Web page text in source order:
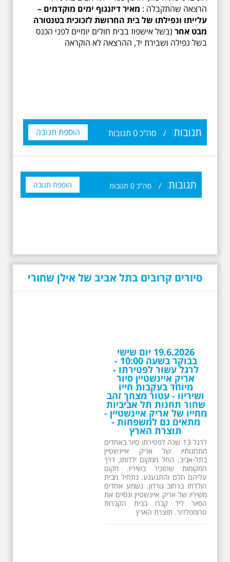
הרצאה שהתקבלה : מאיר דיזנגוף ימים מוקדמים –
עלייתו ונפילתו של בית החרושת לזכוכית בטנטורה
מבט אחר (בשל אישפוז בבית חולים יומיים לפני הכנס
בשל נפילה ושבירת יד, ההרצאה לא הוקראה
תגובות / סה"כ0 תגובות הוספת תגובה
תגובות / סה"כ 0 תגובות הוספת תגובה
סיורים קרובים בתל אביב של אילן שחורי
26.6.2026 - שישי בבוקר
ב 10:00 אריק איינשטיין
סיור מיוחד בעקבות חייו
ושיריו - עטור מצחך זהב
שחור תחנות תל אביביות
מחייו של אריק איינשטיין -
מתאים גם למשפחות -
תוצרת הארץ
13 שנים לפטירתו של זמר ענק. סיור
באחדים מתחנותיו של אריק איינשטיין
בתל-אביב. החל ממקום ילדותו, דרך
המקומות שהזכיר בשיריו. מקום
עליהם חלם והתגעגע. נתחיל מבית
הולדתו ברחוב גורדון. נשמע אחדים
משיריו של אריק איינשטיין ונסיים את
הסיור ליד קברו בבית הקברות
טרומפלדור. תוצרת הארץ